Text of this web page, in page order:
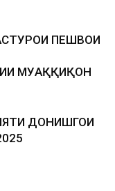
ПЕШВОИ
МУҲАҚҚИҚОН
ДОНИШГОҲИ